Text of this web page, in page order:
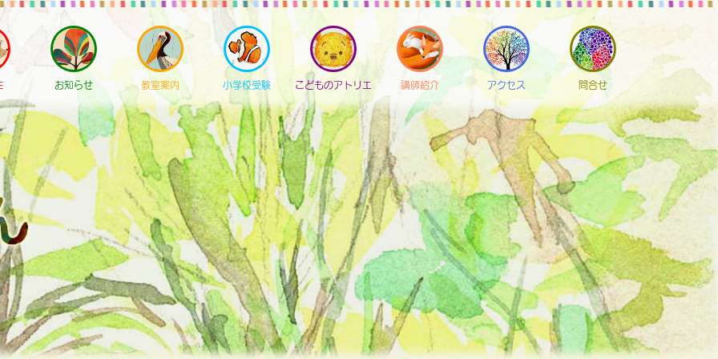
お知らせ 教室案内 小学校受験 こどものアトリエ 講師紹介 アクセス 問合せ